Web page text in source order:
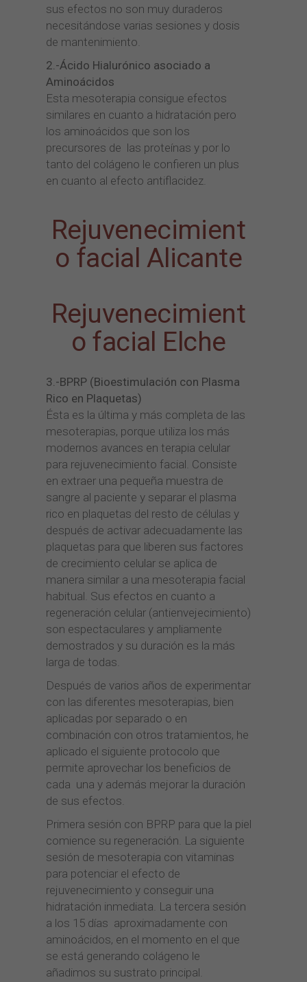
sus efectos no son muy duraderos
necesitándose varias sesiones y dosis
de mantenimiento.
2.-Ácido Hialurónico asociado a
Aminoácidos
Esta mesoterapia consigue efectos
similares en cuanto a hidratación pero
los aminoácidos que son los
precursores de las proteínas y por lo
tanto del colágeno le confieren un plus
en cuanto al efecto antiflacidez.
Rejuvenecimient
o facial Alicante
Rejuvenecimient
o facial Elche
3.-BPRP (Bioestimulación con Plasma
Rico en Plaquetas)
Ésta es la última y más completa de las
mesoterapias, porque utiliza los más
modernos avances en terapia celular
para rejuvenecimiento facial. Consiste
en extraer una pequeña muestra de
sangre al paciente y separar el plasma
rico en plaquetas del resto de células y
después de activar adecuadamente las
plaquetas para que liberen sus factores
de crecimiento celular se aplica de
manera similar a una mesoterapia facial
habitual. Sus efectos en cuanto a
regeneración celular (antienvejecimiento)
son espectaculares y ampliamente
demostrados y su duración es la más
larga de todas.
Después de varios años de experimentar
con las diferentes mesoterapias, bien
aplicadas por separado o en
combinación con otros tratamientos, he
aplicado el siguiente protocolo que
permite aprovechar los beneficios de
cada una y además mejorar la duración
de sus efectos.
Primera sesión con BPRP para que la piel
comience su regeneración. La siguiente
sesión de mesoterapia con vitaminas
para potenciar el efecto de
rejuvenecimiento y conseguir una
hidratación inmediata. La tercera sesión
a los 15 días aproximadamente con
aminoácidos, en el momento en el que
se está generando colágeno le
añadimos su sustrato principal.